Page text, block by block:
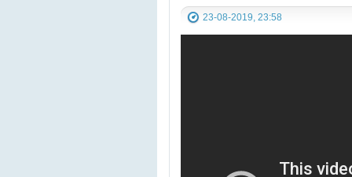
23-08-2019, 23:58